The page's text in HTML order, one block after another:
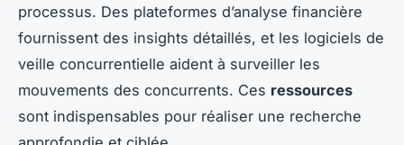
processus. Des plateformes d’analyse financière
fournissent des insights détaillés, et les logiciels de
veille concurrentielle aident à surveiller les
mouvements des concurrents. Ces ressources
sont indispensables pour réaliser une recherche